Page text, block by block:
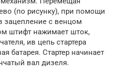
(по рисунку), при помощи
зацепление с венцом
штифт нажимает шток,
ив цепь стартера
батарея. Стартер начинает
вал дизеля.